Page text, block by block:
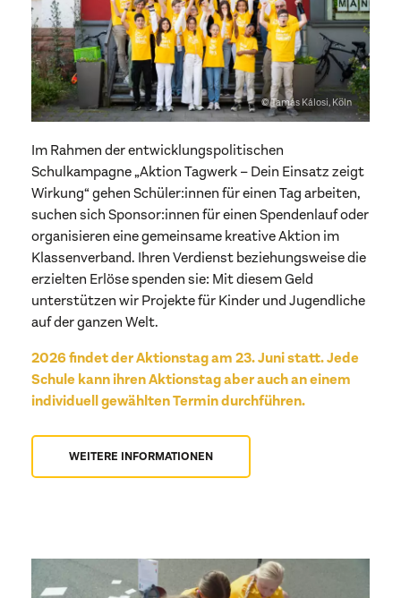
© Tamás Kálosi, Köln
Im Rahmen der entwicklungspolitischen
Schulkampagne „Aktion Tagwerk – Dein Einsatz zeigt
Wirkung“ gehen Schüler:innen für einen Tag arbeiten,
suchen sich Sponsor:innen für einen Spendenlauf oder
organisieren eine gemeinsame kreative Aktion im
Klassenverband. Ihren Verdienst beziehungsweise die
erzielten Erlöse spenden sie: Mit diesem Geld
unterstützen wir Projekte für Kinder und Jugendliche
auf der ganzen Welt.
2026 findet der Aktionstag am 23. Juni statt. Jede
Schule kann ihren Aktionstag aber auch an einem
individuell gewählten Termin durchführen.
WEITERE INFORMATIONEN